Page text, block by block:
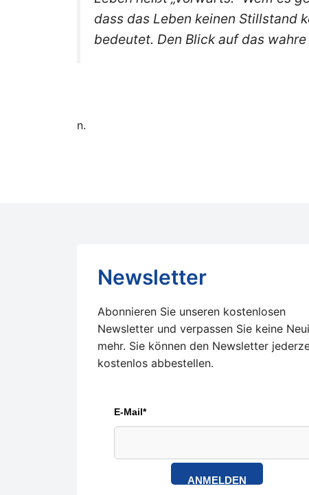
dass das Leben keinen Stillstand
bedeutet. Den Blick auf das
n.
Newsletter
Abonnieren Sie unseren kostenlosen
Newsletter und verpassen Sie keine
mehr. Sie können den Newsletter
kostenlos abbestellen.
E-Mail*
ANMELDEN